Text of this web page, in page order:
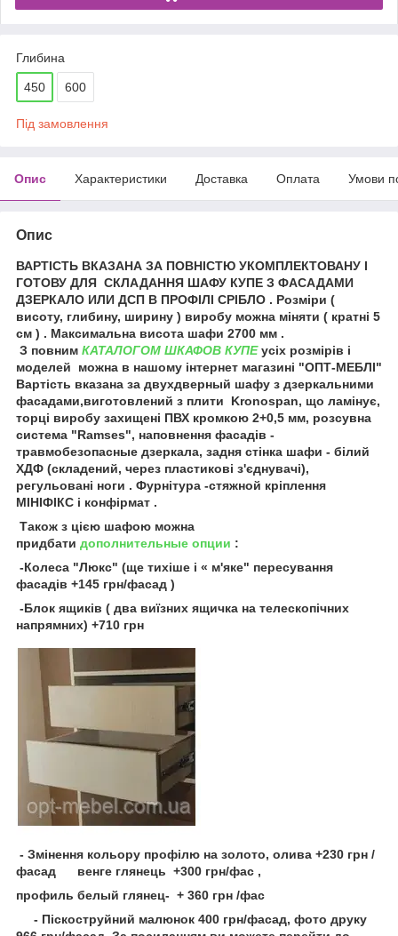
Глибина
450 600
Під замовлення
Опис Характеристики Доставка Оплата Умови
Опис
ВАРТІСТЬ ВКАЗАНА ЗА ПОВНІСТЮ УКОМПЛЕКТОВАНУ І
ГОТОВУ ДЛЯ СКЛАДАННЯ ШАФУ КУПЕ З ФАСАДАМИ
ДЗЕРКАЛО ИЛИ ДСП В ПРОФІЛІ СРІБЛО . Розміри (
висоту, глибину, ширину ) виробу можна міняти ( кратні 5
см ) . Максимальна висота шафи 2700 мм .
З повним КАТАЛОГОМ ШКАФОВ КУПЕусіх розмірів і
моделей можна в нашому інтернет магазині "ОПТ-МЕБЛІ"
Вартість вказана за двухдверный шафу з дзеркальними
фасадами,виготовлений з плити Kronospan, що ламінує,
торці виробу захищені ПВХ кромкою 2+0,5 мм, розсувна
система "Ramses", наповнення фасадів -
травмобезопасные дзеркала, задня стінка шафи - білий
ХДФ (складений, через пластикові з'єднувачі),
регульовані ноги . Фурнітура -стяжной кріплення
МІНІФІКС і конфірмат .
Також з цією шафою можна
придбати дополнительные опции :
-Колеса "Люкс" (ще тихіше і « м'яке" пересування
фасадів +145 грн/фасад )
-Блок ящиків ( два виїзних ящичка на телескопічних
напрямних) +710 грн
- Змінення кольору профілю на золото, олива +230 грн /
фасад венге глянець +300 грн/фас ,
профиль белый глянец- + 360 грн /фас
- Піскоструйний малюнок 400 грн/фасад, фото друку